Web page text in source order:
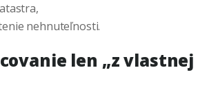
nehnuteľnosti.
len „z vlastnej